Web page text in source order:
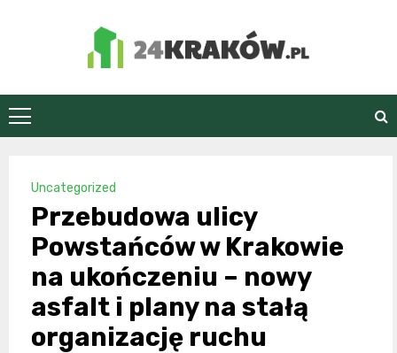
24Kraków.pl
Uncategorized
Przebudowa ulicy
Powstańców w Krakowie
na ukończeniu – nowy
asfalt i plany na stałą
organizację ruchu